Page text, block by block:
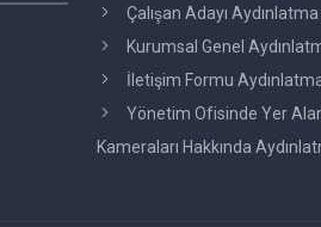
Çalışan Adayı
Kurumsal Genel
İletişim Formu
Yönetim Ofisinde Yer
Kameraları Hakkında